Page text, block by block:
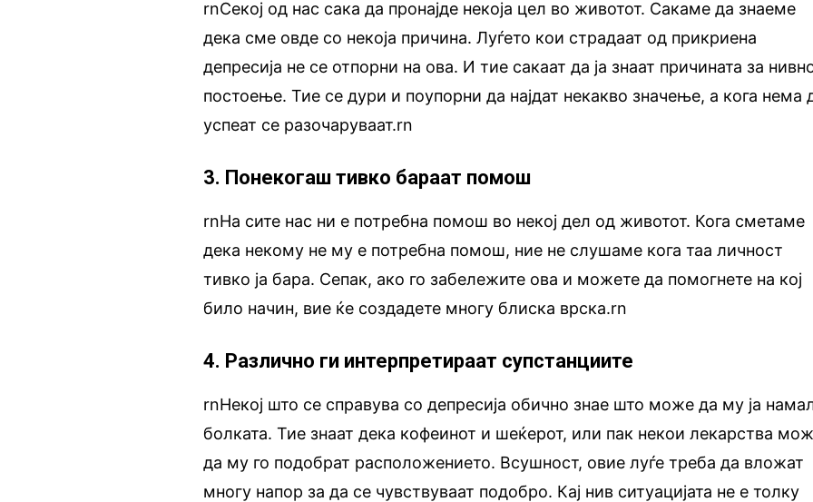
rnСекој од нас сака да пронајде некоја цел во животот. Сакаме да знаеме
дека сме овде со некоја причина. Луѓето кои страдаат од прикриена
депресија не се отпорни на ова. И тие сакаат да ја знаат причината за
постоење. Тие се дури и поупорни да најдат некакво значење, а кога нема
успеат се разочаруваат.rn
3. Понекогаш тивко бараат помош
rnНа сите нас ни е потребна помош во некој дел од животот. Кога сметаме
дека некому не му е потребна помош, ние не слушаме кога таа личност
тивко ја бара. Сепак, ако го забележите ова и можете да помогнете на кој
било начин, вие ќе создадете многу блиска врска.rn
4. Различно ги интерпретираат супстанциите
rnНекој што се справува со депресија обично знае што може да му ја
болката. Тие знаат дека кофеинот и шеќерот, или пак некои лекарства
да му го подобрат расположението. Всушност, овие луѓе треба да вложат
многу напор за да се чувствуваат подобро. Кај нив ситуацијата не е толку